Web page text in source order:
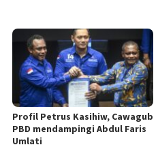
Profil Petrus Kasihiw, Cawagub
PBD mendampingi Abdul Faris
Umlati